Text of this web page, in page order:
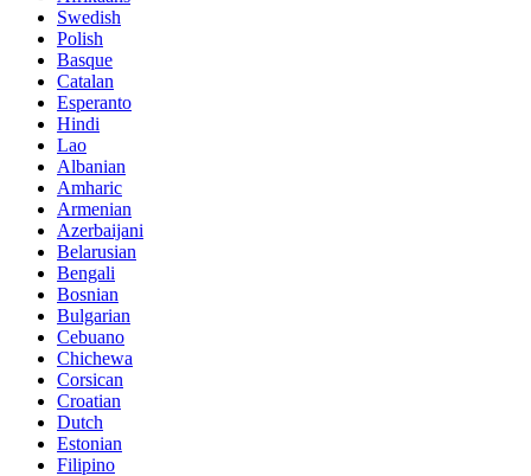
Swedish
Polish
Basque
Catalan
Esperanto
Hindi
Lao
Albanian
Amharic
Armenian
Azerbaijani
Belarusian
Bengali
Bosnian
Bulgarian
Cebuano
Chichewa
Corsican
Croatian
Dutch
Estonian
Filipino